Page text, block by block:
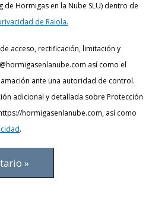
Hormigas en la Nube SLU) dentro de
de Raiola.
acceso, rectificación, limitación y
así como el
ante una autoridad de control.
adicional y detallada sobre Protección
hormigasenlanube.com, así como
.